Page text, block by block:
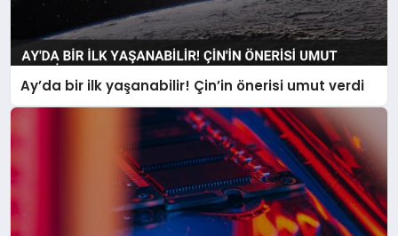
Ay’da bir ilk yaşanabilir! Çin’in önerisi umut verdi